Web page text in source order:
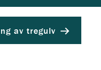
av tregulv